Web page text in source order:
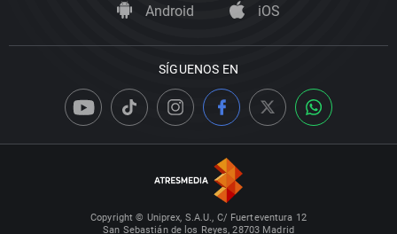
Android iOS
SÍGUENOS EN
Copyright © Uniprex, S.A.U., C/ Fuerteventura 12
San Sebastián de los Reyes, 28703 Madrid